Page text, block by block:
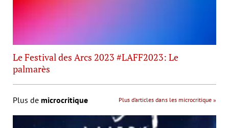
Le Festival des Arcs 2023 #LAFF2023: Le
palmarès
Plus de microcritique Plus d’articles dans les microcritique »